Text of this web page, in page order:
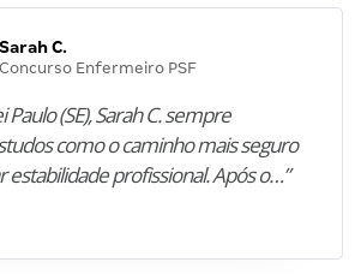
Sarah C.
Concurso Enfermeiro PSF
Paulo (SE), Sarah C. sempre
como o caminho mais seguro
estabilidade profissional. Após o…”